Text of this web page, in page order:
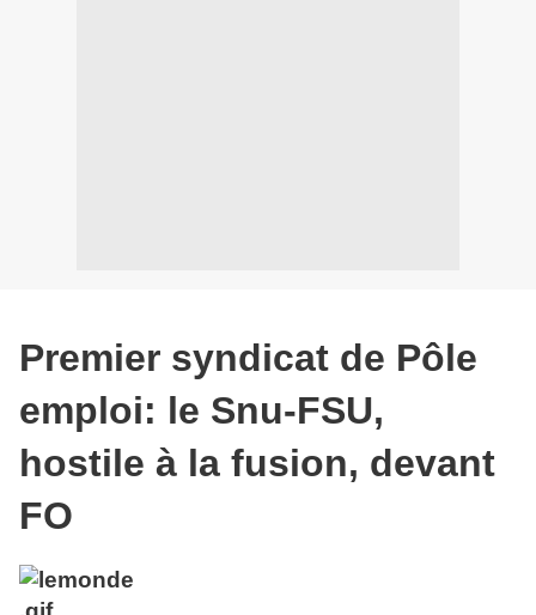
Premier syndicat de Pôle
emploi: le Snu-FSU,
hostile à la fusion, devant
FO